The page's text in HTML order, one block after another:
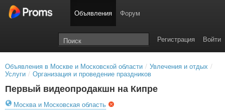
Объявления Форум
Войти
Регистрация
Объявления в Москве и Московской области / Увлечения и отдых /
Услуги / Организация и проведение праздников
Первый видеопродакшн на Кипре
Москва и Московская область